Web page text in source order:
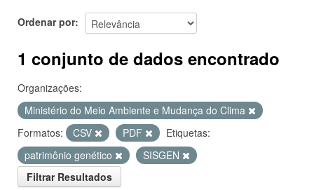
Ordenar por
1 conjunto de dados encontrado
Organizações:
Ministério do Meio Ambiente e Mudança do Clima
Formatos:
CSV PDF
Etiquetas:
patrimônio genético
SISGEN
Filtrar Resultados